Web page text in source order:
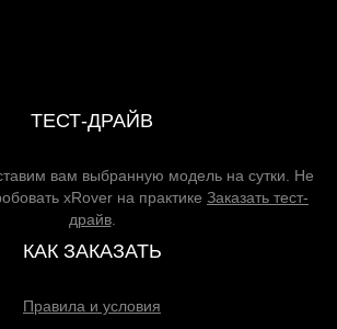
ТЕСТ-ДРАЙВ
вам выбранную модель на сутки. Не
xRover на практике Заказать тест-
драйв.
КАК ЗАКАЗАТЬ
Правила и условия